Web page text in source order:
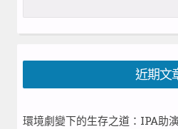
尋
近期文
環境劇變下的生存之道：IPA助